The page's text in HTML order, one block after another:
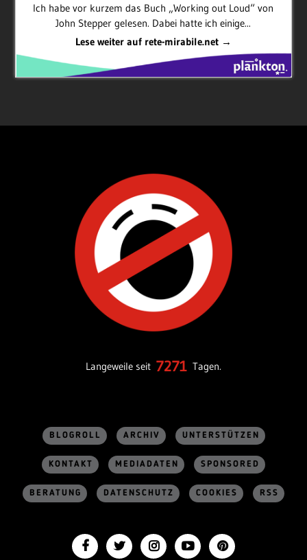
Ich habe vor kurzem das Buch „Working out Loud“ von
John Stepper gelesen. Dabei hatte ich einige...
Lese weiter auf rete-mirabile.net →
Langeweile seit 7271 Tagen.
BLOGROLL ARCHIV UNTERSTÜTZEN
KONTAKT MEDIADATEN SPONSORED
BERATUNG DATENSCHUTZ COOKIES RSS